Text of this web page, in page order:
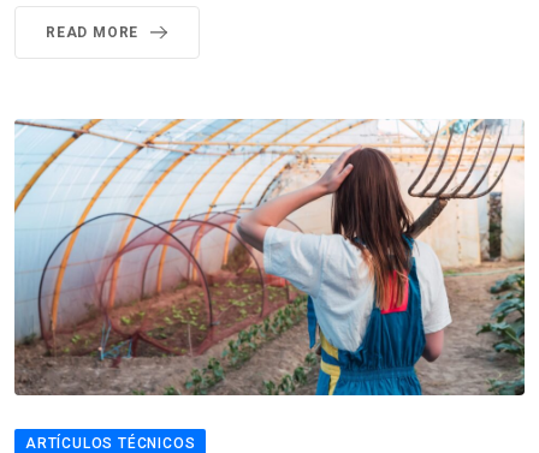
READ MORE
ARTÍCULOS TÉCNICOS